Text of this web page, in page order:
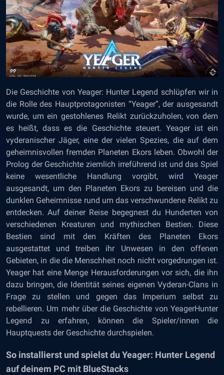
Die Geschichte von Yeager: Hunter Legend schlüpfen wir in
die Rolle des Hauptprotagonisten “Yeager”, der ausgesandt
wurde, um ein gestohlenes Relikt zurückzuholen, von dem
es heißt, dass es die Geschichte steuert. Yeager ist ein
vyderanischer Jäger, eine der vielen Spezies, die auf dem
geheimnisvollen fremden Planeten Ekors leben. Obwohl der
Prolog der Geschichte ziemlich irreführend ist und das Spiel
keine wesentliche Handlung vorgibt, wird Yeager
ausgesandt, um den Planeten Ekors zu bereisen und die
dunklen Geheimnisse rund um das verschwundene Relikt zu
entdecken. Auf deiner Reise begegnest du Hunderten von
verschiedenen Kreaturen und mythischen Bestien. Diese
Bestien sind mit den Kräften des Planeten Ekors
ausgestattet und treiben ihr Unwesen in den offenen
Gebieten, in die die Menschheit noch nicht vorgedrungen ist.
Yeager hat eine Menge Herausforderungen vor sich, die ihn
dazu bringen, die Identität seines eigenen Vyderan-Clans in
Frage zu stellen und gegen das Imperium selbst zu
rebellieren. Um mehr über die Geschichte von YeagerHunter
Legend zu erfahren, können die Spieler/innen die
Hauptquests der Geschichte durchspielen.
So installierst und spielst du Yeager: Hunter Legend
auf deinem PC mit BlueStacks